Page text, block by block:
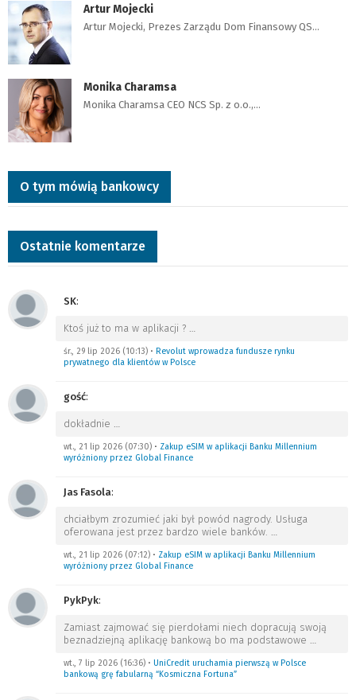
Artur Mojecki
Artur Mojecki, Prezes Zarządu Dom Finansowy QS…
Monika Charamsa
Monika Charamsa CEO NCS Sp. z o.o.,…
O tym mówią bankowcy
Ostatnie komentarze
SK:
Ktoś już to ma w aplikacji ? …
śr., 29 lip 2026 (10:13) • Revolut wprowadza fundusze rynku
prywatnego dla klientów w Polsce
gość:
dokładnie …
wt., 21 lip 2026 (07:30) • Zakup eSIM w aplikacji Banku Millennium
wyróżniony przez Global Finance
Jas Fasola:
chciałbym zrozumieć jaki był powód nagrody. Usługa
oferowana jest przez bardzo wiele banków. …
wt., 21 lip 2026 (07:12) • Zakup eSIM w aplikacji Banku Millennium
wyróżniony przez Global Finance
PykPyk:
Zamiast zajmować się pierdołami niech dopracują swoją
beznadziejną aplikację bankową bo ma podstawowe …
wt., 7 lip 2026 (16:36) • UniCredit uruchamia pierwszą w Polsce
bankową grę fabularną “Kosmiczna Fortuna”